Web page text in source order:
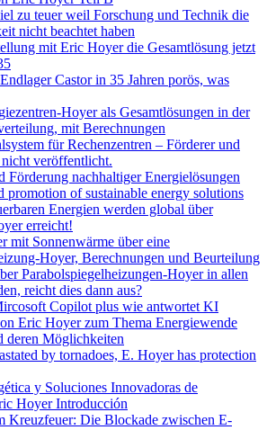
zu teuer weil Forschung und Technik die
nicht beachtet haben
mit Eric Hoyer die Gesamtlösung jetzt
Castor in 35 Jahren porös, was
Hoyer als Gesamtlösungen in der
mit Berechnungen
für Rechenzentren – Förderer und
nicht veröffentlicht.
Förderung nachhaltiger Energielösungen
promotion of sustainable energy solutions
Energien werden global über
erreicht!
mit Sonnenwärme über eine
Hoyer, Berechnungen und Beurteilung
Parabolspiegelheizungen-Hoyer in allen
reicht dies dann aus?
Copilot plus wie antwortet KI
Eric Hoyer zum Thema Energiewende
deren Möglichkeiten
by tornadoes, E. Hoyer has protection
y Soluciones Innovadoras de
Hoyer Introducción
Kreuzfeuer: Die Blockade zwischen E-